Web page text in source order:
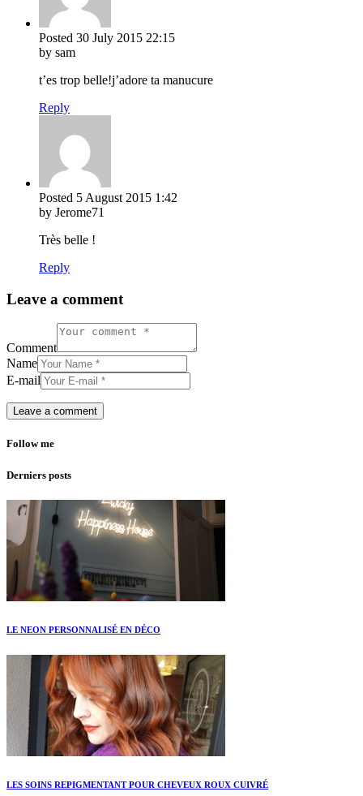
Posted 30 July 2015 22:15
by sam
t’es trop belle!j’adore ta manucure
Reply
Posted 5 August 2015 1:42
by Jerome71
Très belle !
Reply
Leave a comment
Comment
Name
E-mail
Follow me
Derniers posts
LE NEON PERSONNALISÉ EN DÉCO
LES SOINS REPIGMENTANT POUR CHEVEUX ROUX CUIVRÉ